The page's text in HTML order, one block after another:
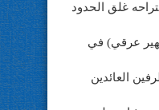
غلق الحدود
عرقي) في
العائدين